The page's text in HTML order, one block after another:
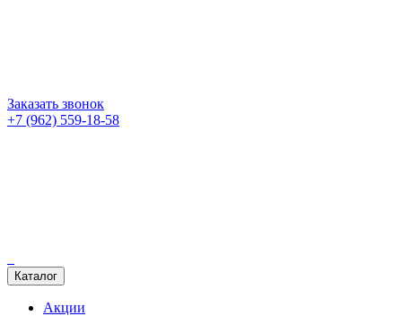
Заказать звонок
+7 (962) 559-18-58
Каталог
Акции